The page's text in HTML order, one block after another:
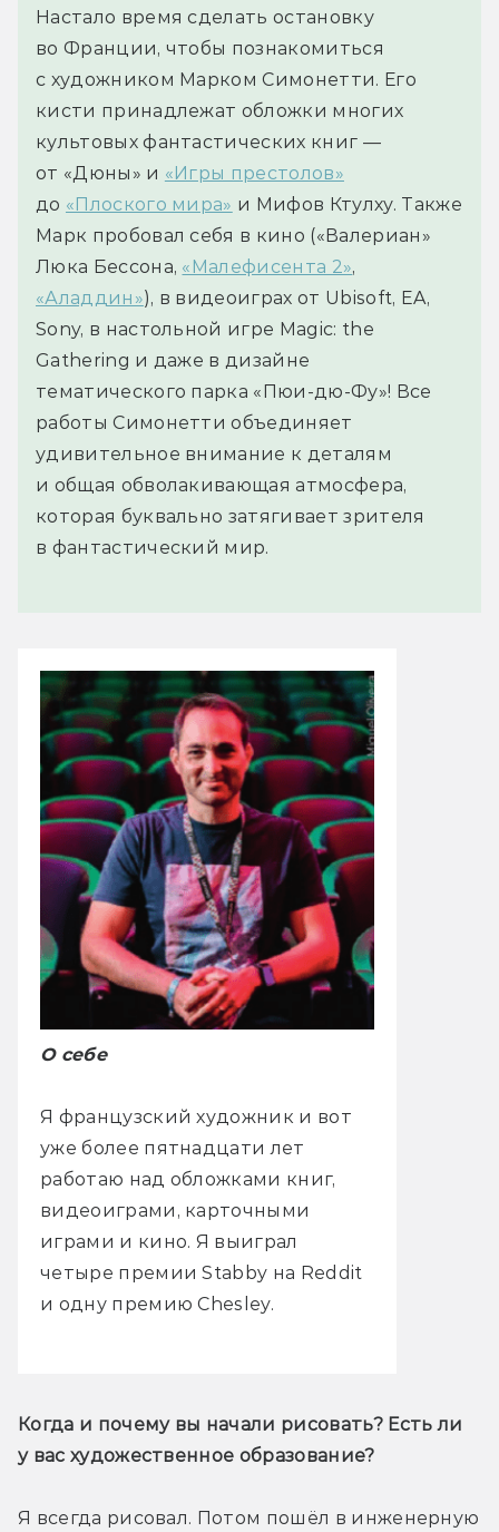
Настало время сделать остановку
во Франции, чтобы познакомиться
с художником Марком Симонетти. Его
кисти принадлежат обложки многих
культовых фантастических книг —
от «Дюны» и «Игры престолов»
до «Плоского мира» и Мифов Ктулху. Также
Марк пробовал себя в кино («Валериан»
Люка Бессона, «Малефисента 2»,
«Аладдин»), в видеоиграх от Ubisoft, EA,
Sony, в настольной игре Magic: the
Gathering и даже в дизайне
тематического парка «Пюи-дю-Фу»! Все
работы Симонетти объединяет
удивительное внимание к деталям
и общая обволакивающая атмосфера,
которая буквально затягивает зрителя
в фантастический мир.
О себе
Я французский художник и вот
уже более пятнадцати лет
работаю над обложками книг,
видеоиграми, карточными
играми и кино. Я выиграл
четыре премии Stabby на Reddit
и одну премию Chesley.
Когда и почему вы начали рисовать? Есть ли
у вас художественное образование?
Я всегда рисовал. Потом пошёл в инженерную